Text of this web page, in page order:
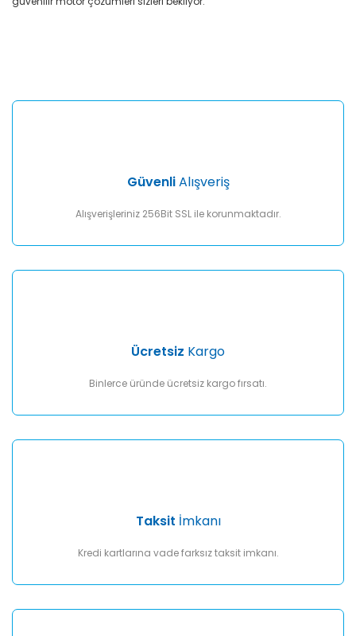
Yorum Yaz
Ürün fiyatı diğer sitelerden daha pahalı.
GüvenliAlışveriş
Alışverişleriniz 256Bit SSL ile korunmaktadır.
Ücretsiz Kargo
Binlerce üründe ücretsiz kargo fırsatı.
Taksit İmkanı
Kredi kartlarına vade farksız taksit imkanı.